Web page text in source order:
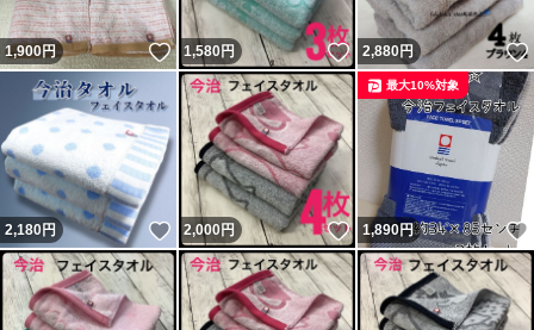
1,900円 いいね！
1,580円 いいね！
2,880円
2,180円 いいね！
2,000円 いいね！
1,890円
最大10%対象